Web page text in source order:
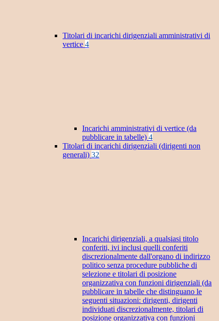
Titolari di incarichi dirigenziali amministrativi di
vertice 4
Incarichi amministrativi di vertice (da
pubblicare in tabelle) 4
Titolari di incarichi dirigenziali (dirigenti non
generali) 32
Incarichi dirigenziali, a qualsiasi titolo
conferiti, ivi inclusi quelli conferiti
discrezionalmente dall'organo di indirizzo
politico senza procedure pubbliche di
selezione e titolari di posizione
organizzativa con funzioni dirigenziali (da
pubblicare in tabelle che distinguano le
seguenti situazioni: dirigenti, dirigenti
individuati discrezionalmente, titolari di
posizione organizzativa con funzioni